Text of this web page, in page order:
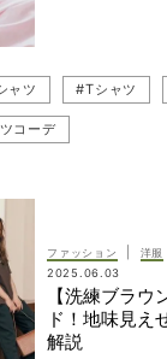
ャツ #Tシャツ
コーデ
ファッション
洋服
2025.06.03
【洗練ブラ
ド！地味見え
解説